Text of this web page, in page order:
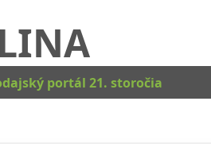
portál 21. storočia